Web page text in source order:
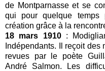
de Montparnasse et se
qui pour quelque
création grâce à la
18 mars 1910:
Indépendants. Il reçoit
revues par le poète
André Salmon. Les